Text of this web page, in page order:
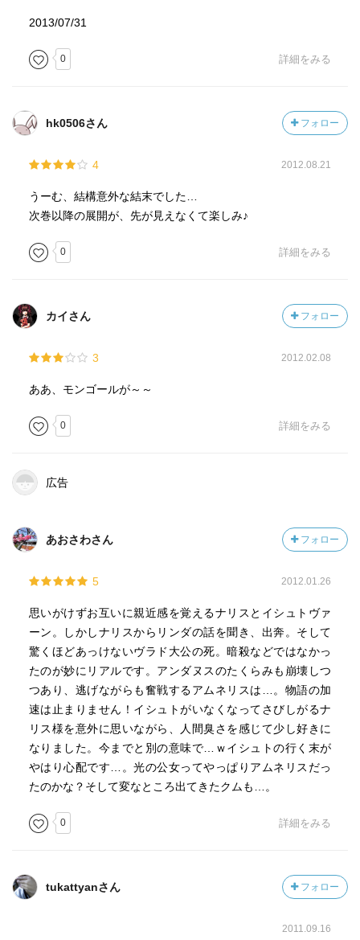
2013/07/31
0 詳細をみる
hk0506さん フォロー
4 2012.08.21
うーむ、結構意外な結末でした…
次巻以降の展開が、先が見えなくて楽しみ♪
0 詳細をみる
カイさん フォロー
3 2012.02.08
ああ、モンゴールが～～
0 詳細をみる
広告
あおさわさん フォロー
5 2012.01.26
思いがけずお互いに親近感を覚えるナリスとイシュトヴァ
ーン。しかしナリスからリンダの話を聞き、出奔。そして
驚くほどあっけないヴラド大公の死。暗殺などではなかっ
たのが妙にリアルです。アンダヌスのたくらみも崩壊しつ
つあり、逃げながらも奮戦するアムネリスは…。物語の加
速は止まりません！イシュトがいなくなってさびしがるナ
リス様を意外に思いながら、人間臭さを感じて少し好きに
なりました。今までと別の意味で…ｗイシュトの行く末が
やはり心配です…。光の公女ってやっぱりアムネリスだっ
たのかな？そして変なところ出てきたクムも…。
0 詳細をみる
tukattyanさん フォロー
2011.09.16